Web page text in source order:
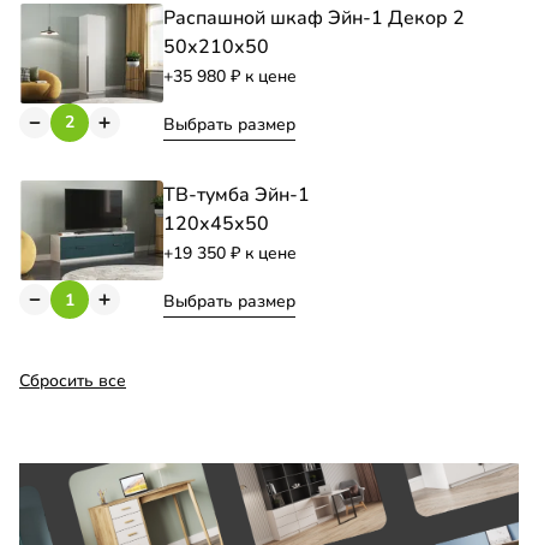
Распашной шкаф Эйн-1 Декор 2
50х210х50
+35 980 к цене
Выбрать размер
ТВ-тумба Эйн-1
120х45х50
+19 350 к цене
Выбрать размер
Сбросить все